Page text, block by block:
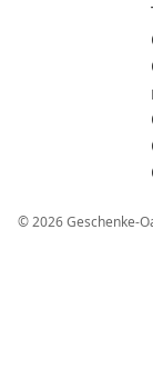
© 2026 Geschenke-